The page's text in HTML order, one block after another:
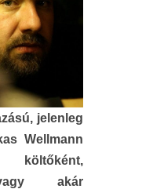
jelenleg
Wellmann
akár